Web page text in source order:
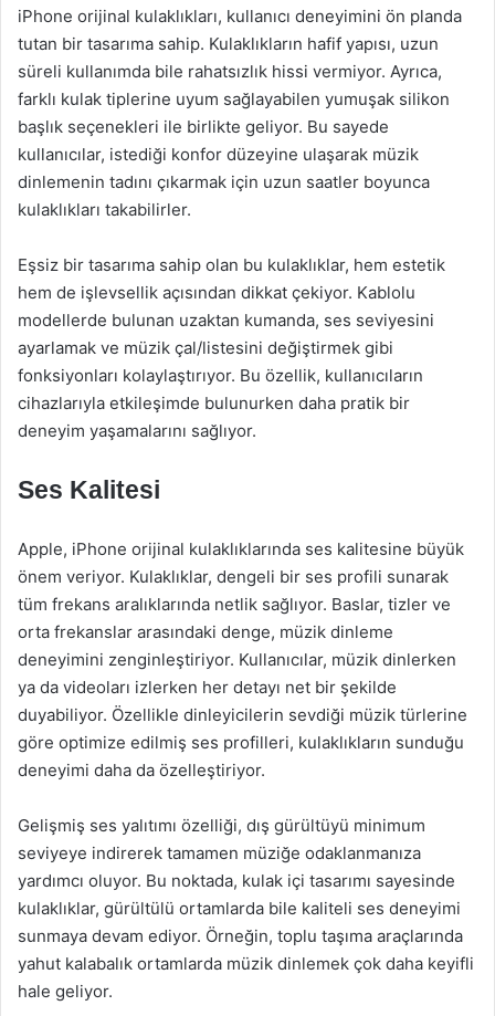
iPhone orijinal kulaklıkları, kullanıcı deneyimini ön planda
tutan bir tasarıma sahip. Kulaklıkların hafif yapısı, uzun
süreli kullanımda bile rahatsızlık hissi vermiyor. Ayrıca,
farklı kulak tiplerine uyum sağlayabilen yumuşak silikon
başlık seçenekleri ile birlikte geliyor. Bu sayede
kullanıcılar, istediği konfor düzeyine ulaşarak müzik
dinlemenin tadını çıkarmak için uzun saatler boyunca
kulaklıkları takabilirler.
Eşsiz bir tasarıma sahip olan bu kulaklıklar, hem estetik
hem de işlevsellik açısından dikkat çekiyor. Kablolu
modellerde bulunan uzaktan kumanda, ses seviyesini
ayarlamak ve müzik çal/listesini değiştirmek gibi
fonksiyonları kolaylaştırıyor. Bu özellik, kullanıcıların
cihazlarıyla etkileşimde bulunurken daha pratik bir
deneyim yaşamalarını sağlıyor.
Ses Kalitesi
Apple, iPhone orijinal kulaklıklarında ses kalitesine büyük
önem veriyor. Kulaklıklar, dengeli bir ses profili sunarak
tüm frekans aralıklarında netlik sağlıyor. Baslar, tizler ve
orta frekanslar arasındaki denge, müzik dinleme
deneyimini zenginleştiriyor. Kullanıcılar, müzik dinlerken
ya da videoları izlerken her detayı net bir şekilde
duyabiliyor. Özellikle dinleyicilerin sevdiği müzik türlerine
göre optimize edilmiş ses profilleri, kulaklıkların sunduğu
deneyimi daha da özelleştiriyor.
Gelişmiş ses yalıtımı özelliği, dış gürültüyü minimum
seviyeye indirerek tamamen müziğe odaklanmanıza
yardımcı oluyor. Bu noktada, kulak içi tasarımı sayesinde
kulaklıklar, gürültülü ortamlarda bile kaliteli ses deneyimi
sunmaya devam ediyor. Örneğin, toplu taşıma araçlarında
yahut kalabalık ortamlarda müzik dinlemek çok daha keyifli
hale geliyor.